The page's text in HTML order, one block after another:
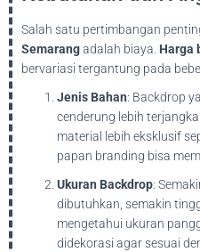
Salah satu pertimbangan
Semarangadalah biaya. Harga
bervariasi tergantung pada
Jenis Bahan: Backdrop
cenderung lebih
material lebih eksklusif
papan branding bisa
Ukuran Backdrop:
dibutuhkan, semakin
mengetahui ukuran
didekorasi agar sesuai